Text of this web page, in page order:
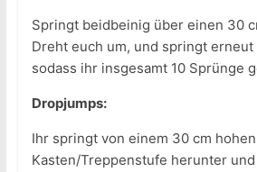
Springt beidbeinig über einen 30
Dreht euch um, und springt
sodass ihr insgesamt 10 Sprünge
Dropjumps:
Ihr springt von einem 30 cm hohen
Kasten/Treppenstufe herunter